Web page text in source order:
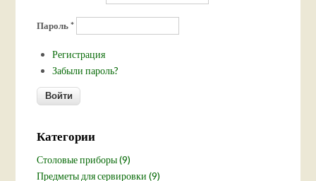
Пароль*
Регистрация
Забыли пароль?
Категории
Столовые приборы (9)
Предметы для сервировки (9)